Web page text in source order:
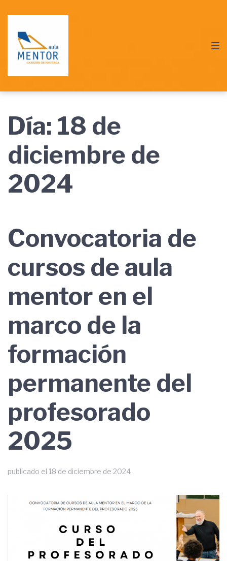
navegación
contenido
Día: 18 de
diciembre de
2024
Convocatoria de
cursos de aula
mentor en el
marco de la
formación
permanente del
profesorado
2025
publicado el 18 de diciembre de 2024